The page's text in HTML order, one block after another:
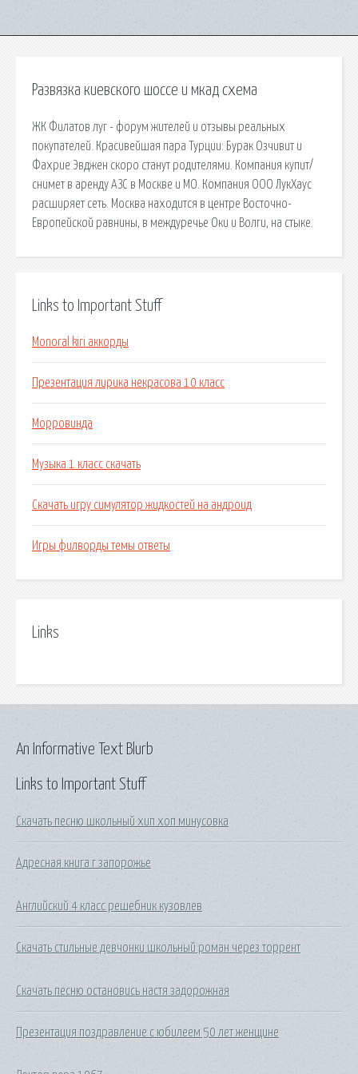
Развязка киевского шоссе и мкад схема
ЖК Филатов луг - форум жителей и отзывы реальных
покупателей. Красивейшая пара Турции: Бурак Озчивит и
Фахрие Эвджен скоро станут родителями. Компания купит/
снимет в аренду АЗС в Москве и МО. Компания ООО ЛукХаус
расширяет сеть. Москва находится в центре Восточно-
Европейской равнины, в междуречье Оки и Волги, на стыке.
Links to Important Stuff
Monoral kiri аккорды
Презентация лирика некрасова 10 класс
Морровинда
Музыка 1 класс скачать
Скачать игру симулятор жидкостей на андроид
Игры филворды темы ответы
Links
Links to Important Stuff
Скачать песню школьный хип хоп минусовка
Адресная книга г запорожье
Английский 4 класс решебник кузовлев
Скачать стильные девчонки школьный роман через торрент
Скачать песню остановись настя задорожная
Презентация поздравление с юбилеем 50 лет женщине
An Informative Text Blurb